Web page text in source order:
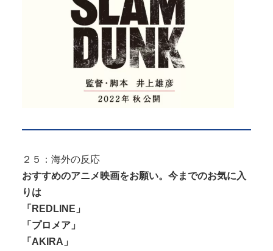
２５：海外の反応
おすすめのアニメ映画をお願い。今までのお気に入
りは
「REDLINE」
「プロメア」
「AKIRA」